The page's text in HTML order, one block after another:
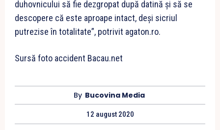
duhovnicului să fie dezgropat după datină și să se
descopere că este aproape intact, deși sicriul
putrezise în totalitate”, potrivit agaton.ro.
Sursă foto accident Bacau.net
By Bucovina Media
12 august 2020